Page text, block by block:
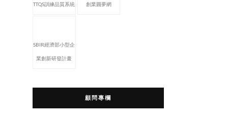
TTQS訓練品質系統 創業圓夢網
SBIR經濟部小型企
業創新研發計畫
顧問專欄